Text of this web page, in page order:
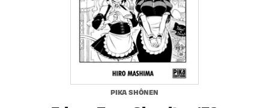
PIKA SHÔNEN